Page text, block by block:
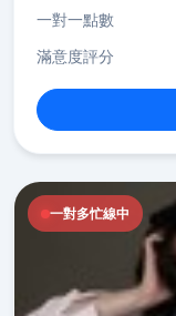
一對一點數
滿意度評分
一對多忙線中